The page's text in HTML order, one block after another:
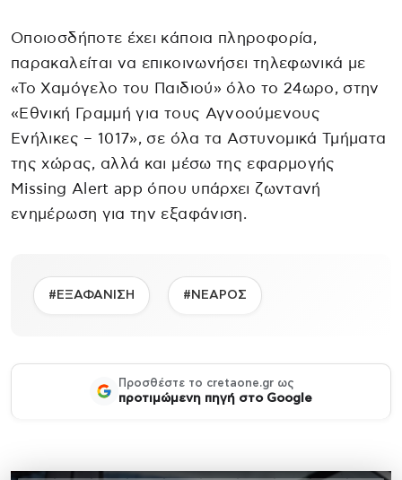
Οποιοσδήποτε έχει κάποια πληροφορία,
παρακαλείται να επικοινωνήσει τηλεφωνικά με
«Το Χαμόγελο του Παιδιού» όλο το 24ωρο, στην
«Εθνική Γραμμή για τους Αγνοούμενους
Ενήλικες – 1017», σε όλα τα Αστυνομικά Τμήματα
της χώρας, αλλά και μέσω της εφαρμογής
Missing Alert app όπου υπάρχει ζωντανή
ενημέρωση για την εξαφάνιση.
#ΕΞΑΦΑΝΙΣΗ #ΝΕΑΡΟΣ
Προσθέστε το cretaone.gr ως
προτιμώμενη πηγή στο Google